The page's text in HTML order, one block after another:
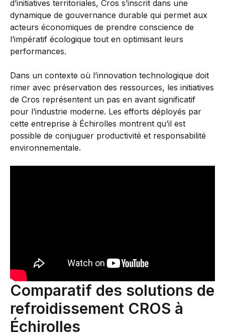
d’initiatives territoriales, Cros s’inscrit dans une
dynamique de gouvernance durable qui permet aux
acteurs économiques de prendre conscience de
l’impératif écologique tout en optimisant leurs
performances.
Dans un contexte où l’innovation technologique doit
rimer avec préservation des ressources, les initiatives
de Cros représentent un pas en avant significatif
pour l’industrie moderne. Les efforts déployés par
cette entreprise à Échirolles montrent qu’il est
possible de conjuguer productivité et responsabilité
environnementale.
Comparatif des solutions de
refroidissement CROS à
Échirolles